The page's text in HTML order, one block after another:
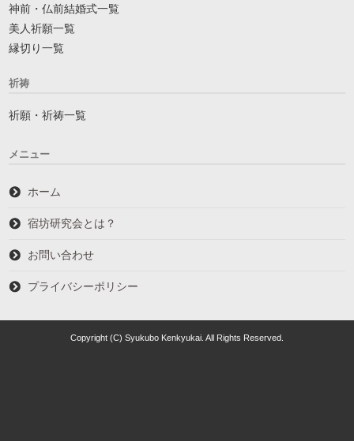
神前・仏前結婚式一覧
美人祈願一覧
縁切り一覧
祈祷
祈願・祈祷一覧
メニュー
ホーム
宿坊研究会とは？
お問い合わせ
プライバシーポリシー
Copyright (C) Syukubo Kenkyukai. All Rights Reserved.